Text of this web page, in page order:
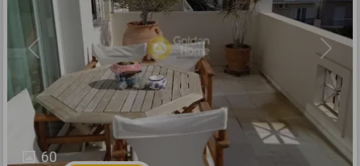
60
Previous Next